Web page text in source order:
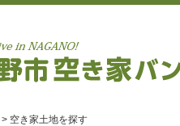
> 空き家土地を探す